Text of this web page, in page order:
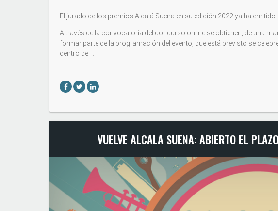
El jurado de los premios Alcalá Suena en su edición 2022 ya ha
A través de la convocatoria del concurso online se obtienen, de una
formar parte de la programación del evento, que está previsto se
dentro del …
VUELVE ALCALA SUENA: ABIERTO EL